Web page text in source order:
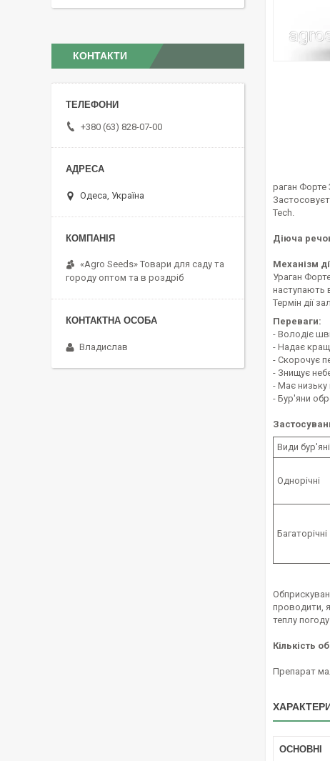
раган Форте
Tech.
Діюча
Механізм
Ураган
наступають
Термін дії
Переваги:
- Володіє
- Надає
- Скорочує
- Знищує
- Має низьку
- Бур'яни
Види
Однорічні
Багаторічні
проводити,
теплу
Кількість
Препарат
ОСНОВНІ
КОНТАКТИ
+380 (63) 828-07-00
Одеса, Україна
«Agro Seeds» Товари для саду та
городу оптом та в роздріб
Владислав